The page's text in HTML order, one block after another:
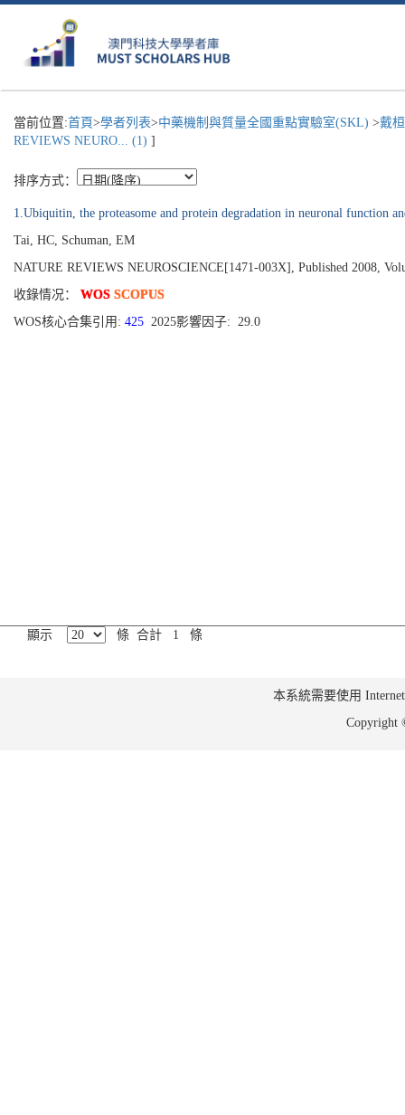
當前位置:首頁>學者列表>中藥機制與質量全國重點實驗室(SKL) >戴
REVIEWS NEURO... (1) ]
排序方式：
1.Ubiquitin, the proteasome and protein degradation in neuronal function
Tai, HC, Schuman, EM
NATURE REVIEWS NEUROSCIENCE[1471-003X], Published 2008,
收錄情况： WOS SCOPUS
WOS核心合集引用: 425 2025影響因子: 29.0
顯示 條 合計 1 條
本系統需要使用
Copyright